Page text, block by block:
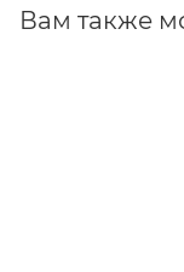
Гипсокартон,
Вам также